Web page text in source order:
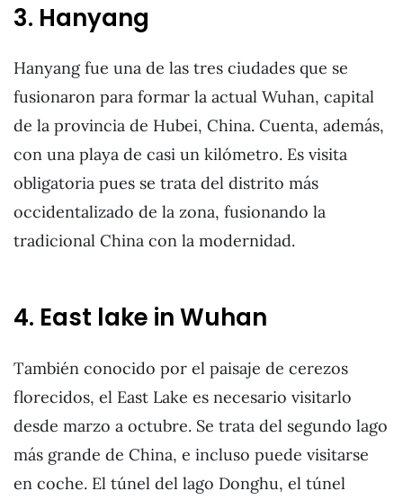
3. Hanyang
Hanyang fue una de las tres ciudades que se
fusionaron para formar la actual Wuhan, capital
de la provincia de Hubei, China. Cuenta, además,
con una playa de casi un kilómetro. Es visita
obligatoria pues se trata del distrito más
occidentalizado de la zona, fusionando la
tradicional China con la modernidad.
4. East lake in Wuhan
También conocido por el paisaje de cerezos
florecidos, el East Lake es necesario visitarlo
desde marzo a octubre. Se trata del segundo lago
más grande de China, e incluso puede visitarse
en coche. El túnel del lago Donghu, el túnel